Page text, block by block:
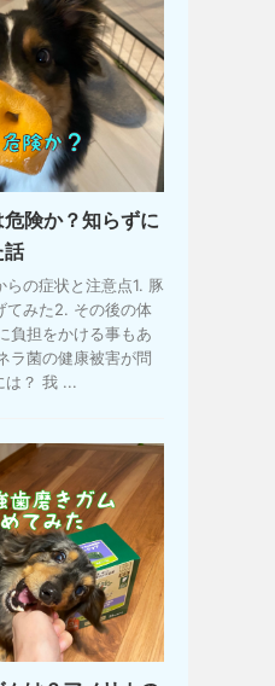
険か？知らずに
話
の症状と注意点1. 豚
てみた2. その後の体
負担をかける事もあ
ラ菌の健康被害が問
は？ 我 ...